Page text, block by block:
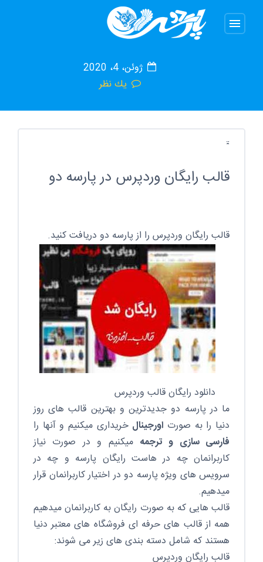
menuقالب رایگان وردپرس
ژوئن، 4، 2020
يك نظر
قالب
by
هاست
4Rating:
5.0قالب
رایگان
وردپرسدر
بخش
قالب
رایگان
وردپرس
تعدادی
قالب
وردپرس
رایگان
داده‌ایم
دانلود
قالب
های
وردپرس
چیدمان
سایت
وردپرسی
خود
را
دلخواه
خود
انتخاب
کنید.
قالب رایگان وردپرس در پارسه دو
قالب رایگان وردپرس را از پارسه دو دریافت کنید.
دانلود رایگان قالب وردپرس
ما در پارسه دو جدیدترین و بهترین قالب های روز
دنیا را به صورت اورجینال خریداری میکنیم و آنها را
فارسی سازی و ترجمه میکنیم و در صورت نیاز
کاربرانمان چه در هاست رایگان پارسه و چه در
سرویس های ویژه پارسه دو در اختیار کاربرانمان قرار
میدهیم.
قالب هایی که به صورت رایگان به کاربرانمان میدهیم
همه از قالب های حرفه ای فروشگاه های معتبر دنیا
هستند که شامل دسته بندی های زیر می شوند:
قالب رایگان وردپرس